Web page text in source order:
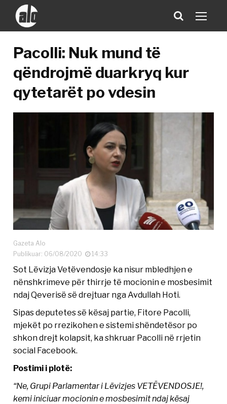
Pacolli: Nuk mund të
qëndrojmë duarkryq kur
qytetarët po vdesin
Gazeta Alo
Publikuar: 06/08/2020
14:33
Sot Lëvizja Vetëvendosje ka nisur mbledhjen e
nënshkrimeve për thirrje të mocionin e mosbesimit
ndaj Qeverisë së drejtuar nga Avdullah Hoti.
Sipas deputetes së kësaj partie, Fitore Pacolli,
mjekët po rrezikohen e sistemi shëndetësor po
shkon drejt kolapsit, ka shkruar Pacolli në rrjetin
social Facebook.
Postimi i plotë:
“Ne, Grupi Parlamentar i Lëvizjes VETËVENDOSJE!,
kemi iniciuar mocionin e mosbesimit ndaj kësaj